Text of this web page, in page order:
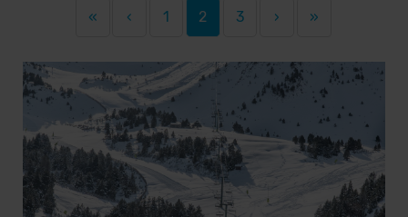
« ‹ 1 2 3 › »